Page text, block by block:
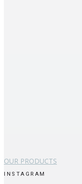
OUR PRODUCTS
INSTAGRAM